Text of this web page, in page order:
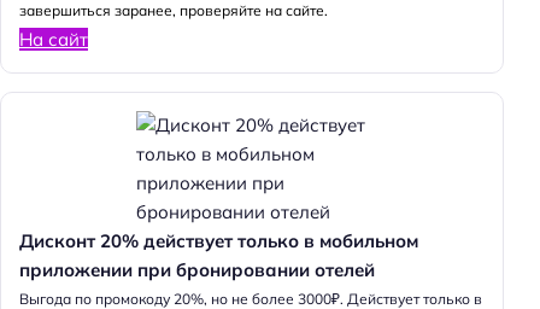
завершиться заранее, проверяйте на сайте.
На сайт
Дисконт 20% действует только в мобильном
приложении при бронировании отелей
Выгода по промокоду 20%, но не более 3000₽. Действует только в